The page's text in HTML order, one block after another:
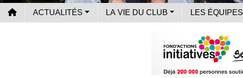
ACTUALITÉS LA VIE DU CLUB LES ÉQUIPES